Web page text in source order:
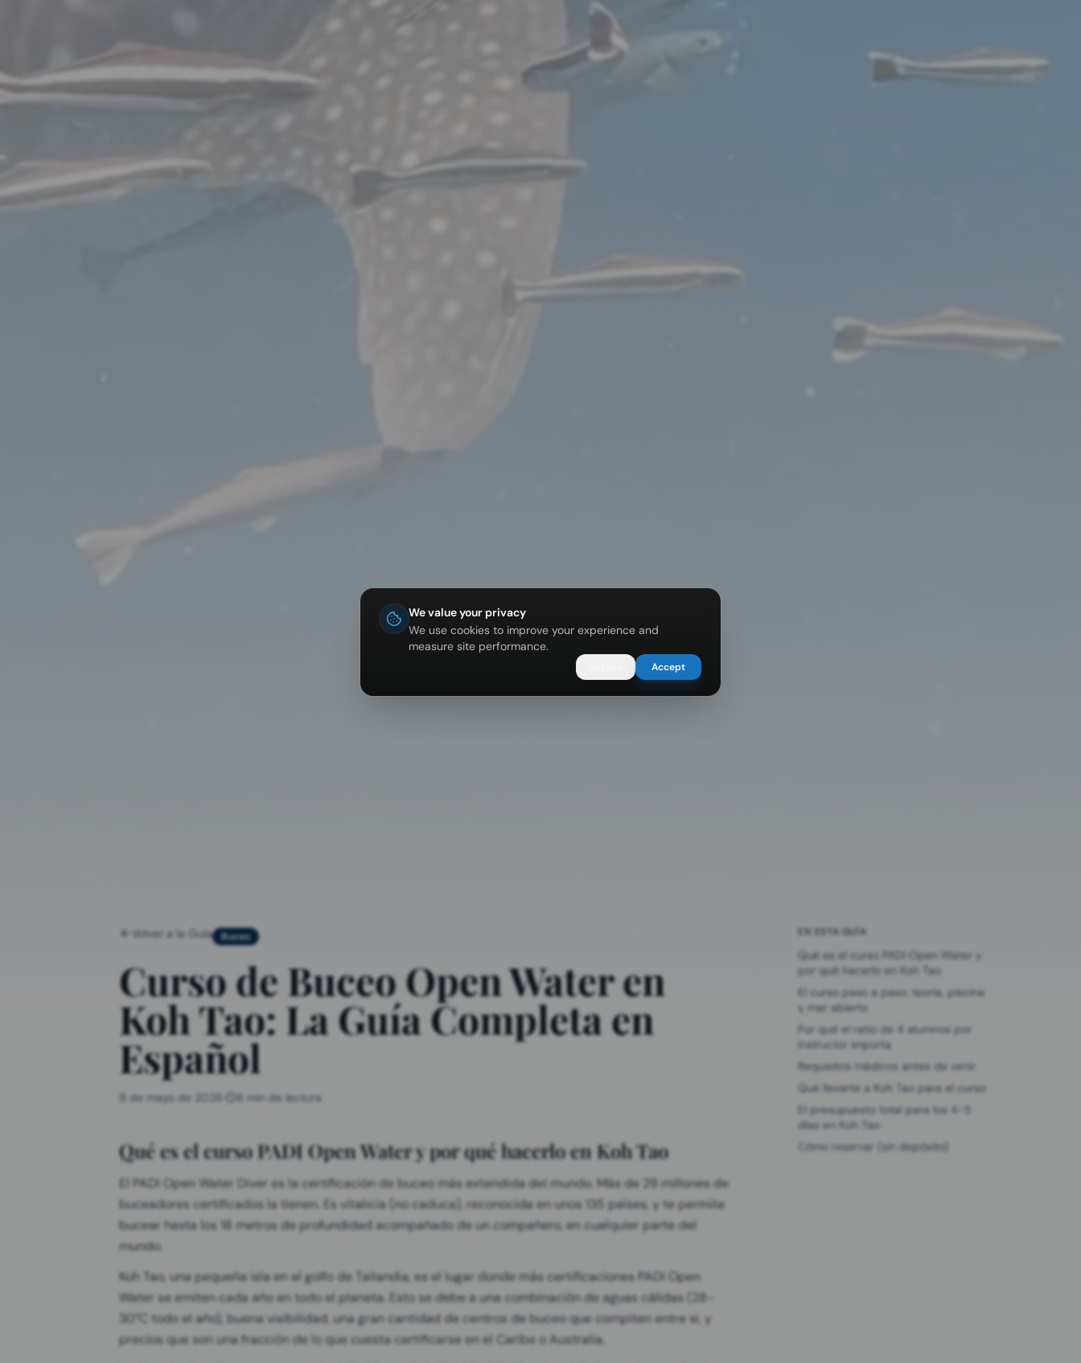
We value your privacy
We use cookies to improve your experience and
measure site performance.
Accept
Volver a la Guía Buceo
Curso de Buceo Open Water en
Koh Tao: La Guía Completa en
Español
9 de mayo de 2026 8 min de lectura
Qué es el curso PADI Open Water y por qué hacerlo en Koh Tao
El PADI Open Water Diver es la certificación de buceo más extendida del mundo. Más de 29 millones de
buceadores certificados la tienen. Es vitalicia (no caduca), reconocida en unos 135 países, y te permite
bucear hasta los 18 metros de profundidad acompañado de un compañero, en cualquier parte del
mundo.
Koh Tao, una pequeña isla en el golfo de Tailandia, es el lugar donde más certificaciones PADI Open
Water se emiten cada año en todo el planeta. Esto se debe a una combinación de aguas cálidas (28-
30°C todo el año), buena visibilidad, una gran cantidad de centros de buceo que compiten entre sí, y
precios que son una fracción de lo que cuesta certificarse en el Caribe o Australia.
EN ESTA GUÍA
Qué es el curso PADI Open Water y
por qué hacerlo en Koh Tao
El curso paso a paso: teoría, piscina
y mar abierto
Por qué el ratio de 4 alumnos por
instructor importa
Requisitos médicos antes de venir
Qué llevarte a Koh Tao para el curso
El presupuesto total para los 4-5
días en Koh Tao
Cómo reservar (sin depósito)